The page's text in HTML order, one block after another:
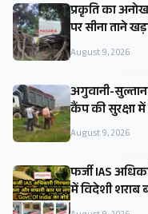
प्रकृति का
पर सीना ताने
August 9, 2026
अगुवानी-
कैंप की सुरक्षा में
August 9, 2026
फर्जी IAS
में विदेशी शराब